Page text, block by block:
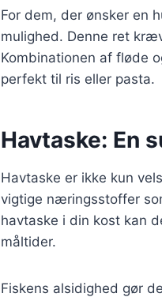
For dem, der ønsker en
mulighed. Denne ret
Kombinationen af fløde
perfekt til ris eller pasta.
Havtaske: En
Havtaske er ikke kun
vigtige næringsstoffer
havtaske i din kost kan
måltider.
Fiskens alsidighed gør